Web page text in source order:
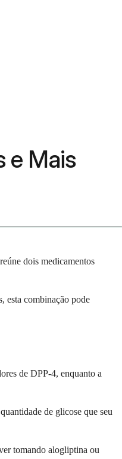
e Mais
dois medicamentos
esta combinação pode
de DPP-4, enquanto a
de glicose que seu
tomando alogliptina ou